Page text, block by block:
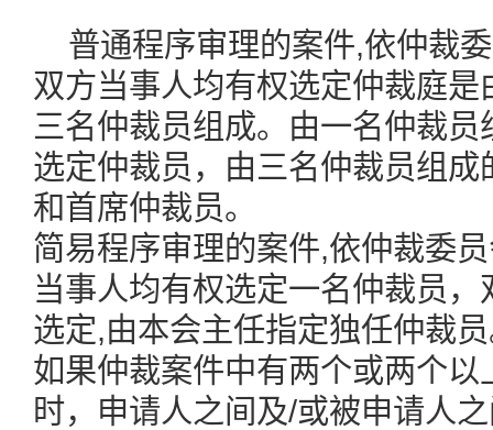
普通程序审理的案件,依仲裁
双方当事人均有权选定仲裁庭
三名仲裁员组成。由一名仲裁
选定仲裁员，由三名仲裁员组
和首席仲裁员。
简易程序审理的案件,依仲裁委
当事人均有权选定一名仲裁员
选定,由本会主任指定独任仲裁
如果仲裁案件中有两个或两个
时，申请人之间及/或被申请人